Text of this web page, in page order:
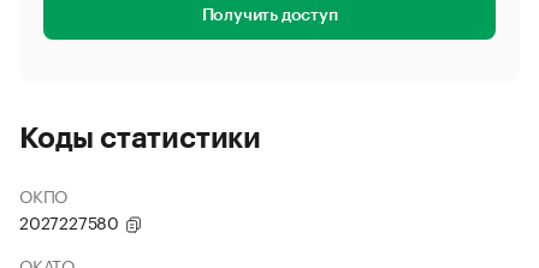
Получить доступ
Коды статистики
ОКПО
2027227580